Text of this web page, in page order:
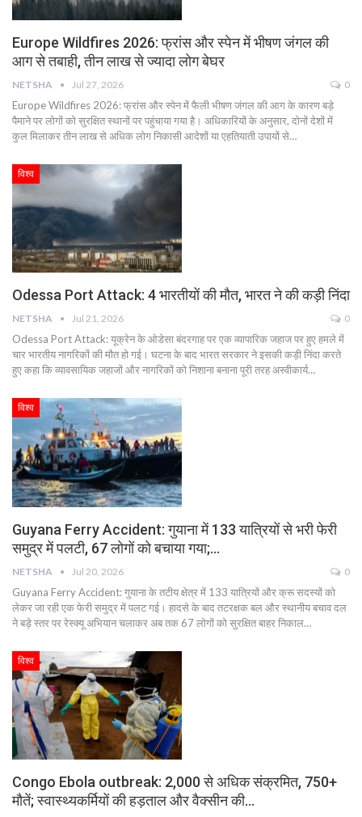
Europe Wildfires 2026: फ्रांस और स्पेन में भीषण जंगल की
आग से तबाही, तीन लाख से ज्यादा लोग बेघर
NETSHA Jul 27, 2026 0
Europe Wildfires 2026: फ्रांस और स्पेन में फैली भीषण जंगल की आग के कारण बड़े
पैमाने पर लोगों को सुरक्षित स्थानों पर पहुंचाया गया है। अधिकारियों के अनुसार, दोनों देशों में
कुल मिलाकर तीन लाख से अधिक लोग निकासी आदेशों या एहतियाती उपायों से…
विश्व
Odessa Port Attack: 4 भारतीयों की मौत, भारत ने की कड़ी निंदा
NETSHA Jul 21, 2026 0
Odessa Port Attack: यूक्रेन के ओडेसा बंदरगाह पर एक व्यापारिक जहाज पर हुए हमले में
चार भारतीय नागरिकों की मौत हो गई। घटना के बाद भारत सरकार ने इसकी कड़ी निंदा करते
हुए कहा कि व्यावसायिक जहाजों और नागरिकों को निशाना बनाना पूरी तरह अस्वीकार्य…
विश्व
Guyana Ferry Accident: गुयाना में 133 यात्रियों से भरी फेरी
समुद्र में पलटी, 67 लोगों को बचाया गया;…
NETSHA Jul 20, 2026 0
Guyana Ferry Accident: गुयाना के तटीय क्षेत्र में 133 यात्रियों और क्रू सदस्यों को
लेकर जा रही एक फेरी समुद्र में पलट गई। हादसे के बाद तटरक्षक बल और स्थानीय बचाव दल
ने बड़े स्तर पर रेस्क्यू अभियान चलाकर अब तक 67 लोगों को सुरक्षित बाहर निकाल…
विश्व
Congo Ebola outbreak: 2,000 से अधिक संक्रमित, 750+
मौतें; स्वास्थ्यकर्मियों की हड़ताल और वैक्सीन की…